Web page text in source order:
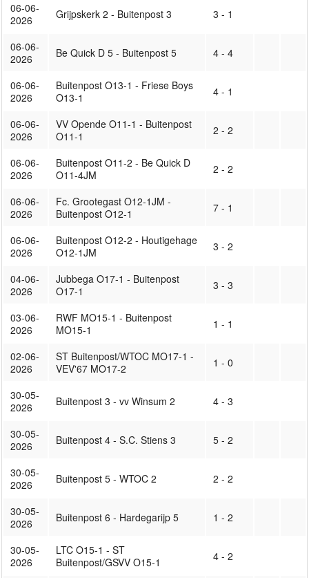
06-06-
2026
Grijpskerk 2 - Buitenpost 3 3 - 1
06-06-
2026
Be Quick D 5 - Buitenpost 5 4 - 4
06-06-
2026
Buitenpost O13-1 - Friese Boys
O13-1
4 - 1
06-06-
2026
VV Opende O11-1 - Buitenpost
O11-1
2 - 2
06-06-
2026
Buitenpost O11-2 - Be Quick D
O11-4JM
2 - 2
06-06-
2026
Fc. Grootegast O12-1JM -
Buitenpost O12-1
7 - 1
06-06-
2026
Buitenpost O12-2 - Houtigehage
O12-1JM
3 - 2
04-06-
2026
Jubbega O17-1 - Buitenpost
O17-1
3 - 3
03-06-
2026
RWF MO15-1 - Buitenpost
MO15-1
1 - 1
02-06-
2026
ST Buitenpost/WTOC MO17-1 -
VEV'67 MO17-2
1 - 0
30-05-
2026
Buitenpost 3 - vv Winsum 2 4 - 3
30-05-
2026
Buitenpost 4 - S.C. Stiens 3 5 - 2
30-05-
2026
Buitenpost 5 - WTOC 2 2 - 2
30-05-
2026
Buitenpost 6 - Hardegarijp 5 1 - 2
30-05-
2026
LTC O15-1 - ST
Buitenpost/GSVV O15-1
4 - 2